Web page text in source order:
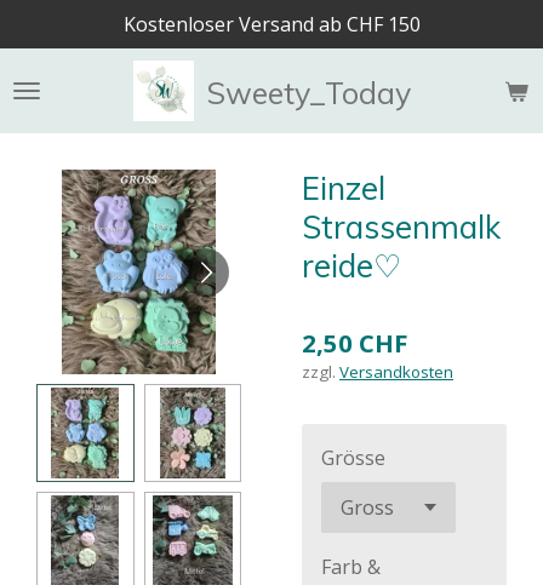
Hauptinhalt
springen
Sweety_Today
Kostenloser Versand ab CHF 150
Einzel
Strassenmalk
reide♡
2,50 CHF
zzgl. Versandkosten
Grösse
Farb &